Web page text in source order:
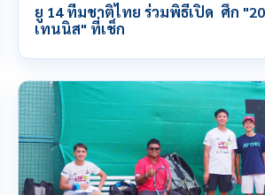
ยู 14 ทีมชาติไทย ร่วมพิธีเปิด ศึก
เทนนิส" ที่เช็ก